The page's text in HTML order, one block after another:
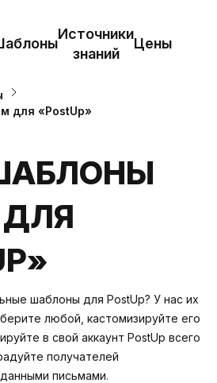
Источники
знаний
Цены
для «PostUp»
шаблоны для PostUp? У нас их
любой, кастомизируйте его
в свой аккаунт PostUp всего
получателей
письмами.